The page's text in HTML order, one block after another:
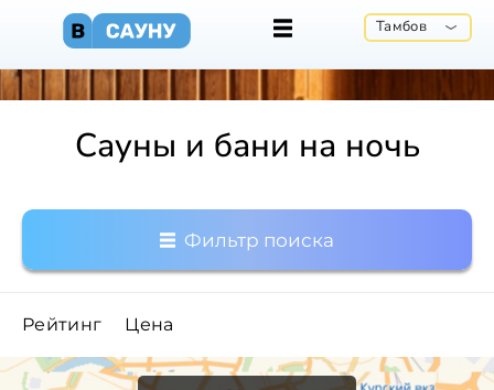
Тамбов
Сауны и бани на ночь
Фильтр поиска
Рейтинг Цена